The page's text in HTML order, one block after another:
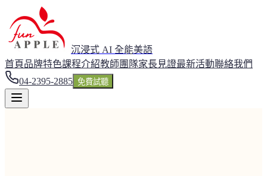
沉浸式 AI 全能美語
首頁品牌特色課程介紹教師團隊家長見證最新活動聯絡我們
04-2395-2885 免費試聽